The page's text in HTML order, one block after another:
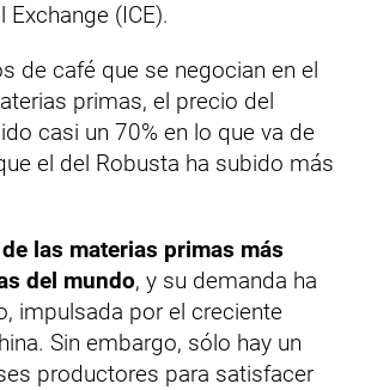
Exchange (ICE).
de café que se negocian en el
primas, el precio del
casi un 70% en lo que va de
el del Robusta ha subido más
las materias primas más
del mundo, y su demanda ha
impulsada por el creciente
Sin embargo, sólo hay un
productores para satisfacer